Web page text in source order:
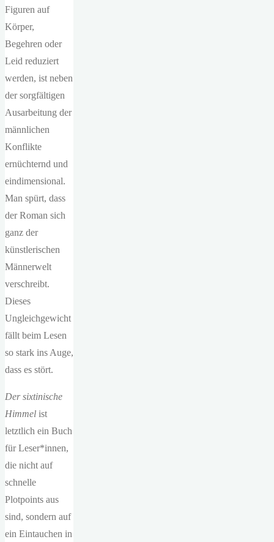
Figuren auf
Körper,
Begehren oder
Leid reduziert
werden, ist neben
der sorgfältigen
Ausarbeitung der
männlichen
Konflikte
ernüchternd und
eindimensional.
Man spürt, dass
der Roman sich
ganz der
künstlerischen
Männerwelt
verschreibt.
Dieses
Ungleichgewicht
fällt beim Lesen
so stark ins Auge,
dass es stört.
Der sixtinische
Himmel ist
letztlich ein Buch
für Leser*innen,
die nicht auf
schnelle
Plotpoints aus
sind, sondern auf
ein Eintauchen in